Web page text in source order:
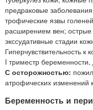
предраковые
трофические язвы
расширением вен;
экссудативные стадии
Гиперчувствительность
I триместр беременности,
С осторожностью:
атрофических изменений
Беременность и